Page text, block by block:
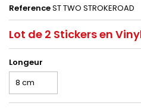
ReferenceST TWO STROKEROAD
Lot de 2 Stickers en
Longeur